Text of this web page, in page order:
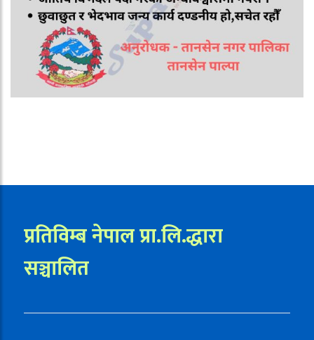
प्रतिविम्ब नेपाल प्रा.लि.द्धारा
सञ्चालित